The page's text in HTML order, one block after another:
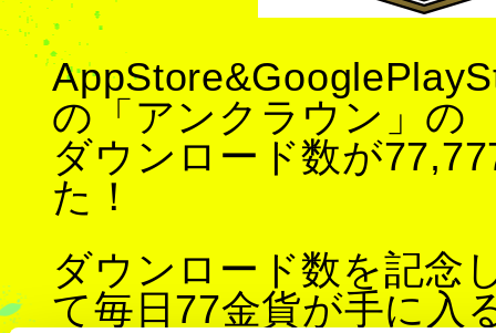
の「アンクラウン」の
ダウンロード数が
た！
ダウンロード数を記念
て毎日77金貨が手に入